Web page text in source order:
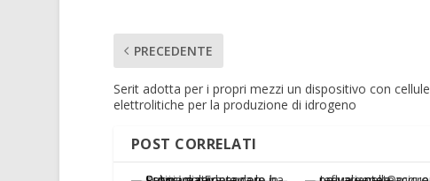
PRECEDENTE
Serit adotta per i propri mezzi un dispositivo con cellule
elettrolitiche per la produzione di idrogeno
POST CORRELATI